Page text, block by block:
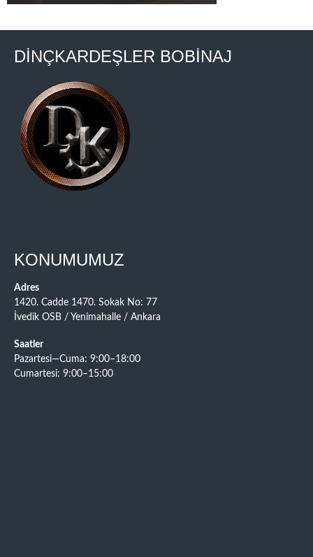
DİNÇKARDEŞLER BOBİNAJ
KONUMUMUZ
Adres
1420. Cadde 1470. Sokak No: 77
İvedik OSB / Yenimahalle / Ankara
Saatler
Pazartesi—Cuma: 9:00–18:00
Cumartesi: 9:00–15:00